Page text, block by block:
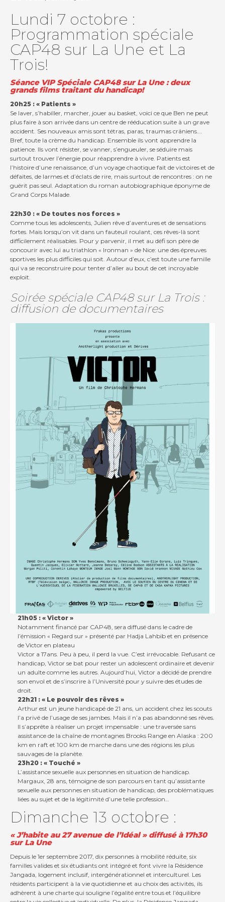
Contact
Actualités
Viva for Life
Lundi 7 octobre :
Programmation spéciale
CAP48 sur La Une et La
Trois!
Séance VIP Spéciale CAP48 sur La Une : deux
grands films traitant du handicap!
20h25 : « Patients »
Se laver, s’habiller, marcher, jouer au basket, voici ce que Ben ne peut
plus faire à son arrivée dans un centre de rééducation suite à un grave
accident. Ses nouveaux amis sont tétras, paras, traumas crâniens….
Bref, toute la crème du handicap. Ensemble ils vont apprendre la
patience. Ils vont résister, se vanner, s’engueuler, se séduire mais
surtout trouver l’énergie pour réapprendre à vivre. Patients est
l’histoire d’une renaissance, d’un voyage chaotique fait de victoires et de
défaites, de larmes et d’éclats de rire, mais surtout de rencontres : on ne
guérit pas seul. Adaptation du roman autobiographique éponyme de
Grand Corps Malade.
22h30 : « De toutes nos forces »
Comme tous les adolescents, Julien rêve d’aventures et de sensations
fortes. Mais lorsqu’on vit dans un fauteuil roulant, ces rêves-là sont
difficilement réalisables. Pour y parvenir, il met au défi son père de
concourir avec lui au triathlon « Ironman » de Nice: une des épreuves
sportives les plus difficiles qui soit. Autour d’eux, c’est toute une famille
qui va se reconstruire pour tenter d’aller au bout de cet incroyable
exploit.
Soirée spéciale CAP48 sur La Trois :
diffusion de documentaires
21h05 : « Victor »
Notamment financé par CAP48, sera diffusé dans le cadre de
l’émission « Regard sur » présenté par Hadja Lahbib et en présence
de Victor en plateau
Victor a 17ans. Peu à peu, il perd la vue. C’est irrévocable. Refusant ce
handicap, Victor se bat pour rester un adolescent ordinaire et devenir
un adulte comme les autres. Aujourd’hui, Victor a décidé de prendre
son envol et de s’inscrire à l’Université pour y suivre des études de
droit.
22h21 : « Le pouvoir des rêves »
Arthur est un jeune handicapé de 21 ans, un accident chez les scouts
l’a privé de l’usage de ses jambes. Mais il n’a pas abandonné ses rêves.
Il s’apprête à réaliser un projet impensable : une traversée sans
assistance de la chaîne de montagnes Brooks Range en Alaska : 200
km en raft et 100 km de marche dans une des régions les plus
sauvages de la planète.
23h20 : « Touché »
L’assistance sexuelle aux personnes en situation de handicap.
Margaux, 28 ans, témoigne de son parcours en tant qu’assistante
sexuelle aux personnes en situation de handicap, des problématiques
liées au sujet et de la légitimité d’une telle profession…
Dimanche 13 octobre :
« J’habite au 27 avenue de l’Idéal » diffusé à 17h30
sur La Une
Depuis le 1er septembre 2017, dix personnes à mobilité réduite, six
familles valides et six étudiants ont intégré et font vivre la Résidence
Jangada, logement inclusif, intergénérationnel et interculturel. Les
résidents participent à la vie quotidienne et au choix des activités, ils
adhèrent à une charte qui souligne l’égalité entre tous et l’équilibre